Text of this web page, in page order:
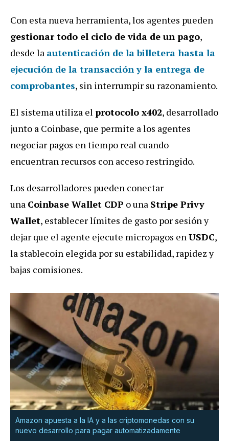
Con esta nueva herramienta, los agentes pueden
gestionar todo el ciclo de vida de un pago,
desde la autenticación de la billetera hasta la
ejecución de la transacción y la entrega de
comprobantes, sin interrumpir su razonamiento.
El sistema utiliza el protocolo x402, desarrollado
junto a Coinbase, que permite a los agentes
negociar pagos en tiempo real cuando
encuentran recursos con acceso restringido.
Los desarrolladores pueden conectar
una Coinbase Wallet CDP o una Stripe Privy
Wallet, establecer límites de gasto por sesión y
dejar que el agente ejecute micropagos enUSDC,
la stablecoin elegida por su estabilidad, rapidez y
bajas comisiones.
Amazon apuesta a la IA y a las criptomonedas con su
nuevo desarrollo para pagar automatizadamente